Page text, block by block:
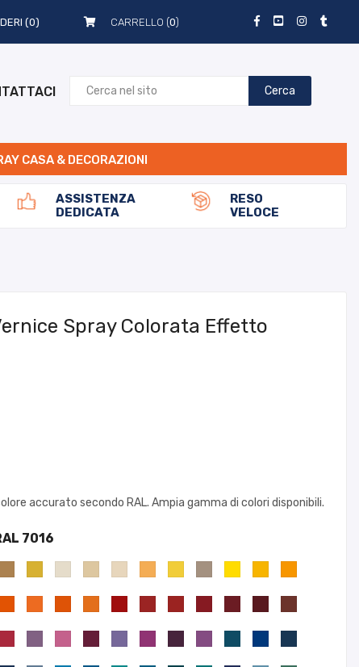
(0) CARRELLO (0)
Cerca
CASA & DECORAZIONI
ASSISTENZA
DEDICATA
RESO
VELOCE
Spray Colorata Effetto
accurato secondo RAL. Ampia gamma di colori disponibili.